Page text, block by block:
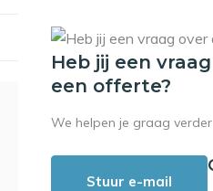
Heb jij een
een offerte?
We helpen je graag verder
Stuur e-mail